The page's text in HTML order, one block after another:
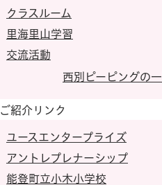
クラスルーム
里海里山学習
交流活動
西別ピーピングの
ご紹介リンク
ユースエンタープライズ
アントレプレナーシップ
能登町立小木小学校